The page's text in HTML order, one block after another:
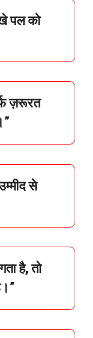
पलको
ज़रूरत
से
है,तो